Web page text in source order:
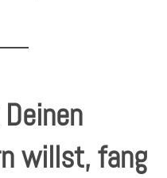
willst, fang